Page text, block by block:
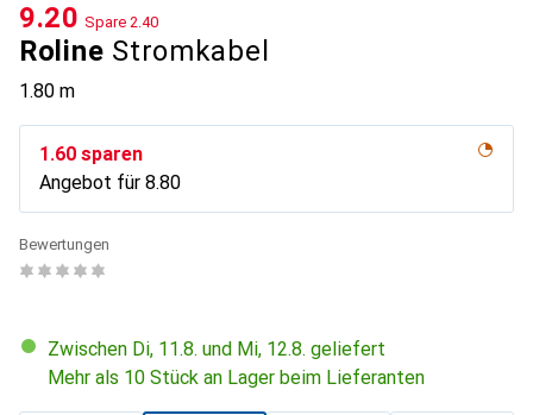
Roline Stromkabel
1.80 m
CHF
9.20 Spare CHF
2.40
CHF
1.60 sparen
Angebot für CHF
8.80
Bewertungen
Zwischen Di, 11.8. und Mi, 12.8. geliefert
Mehr als 10 Stück an Lager beim Lieferanten